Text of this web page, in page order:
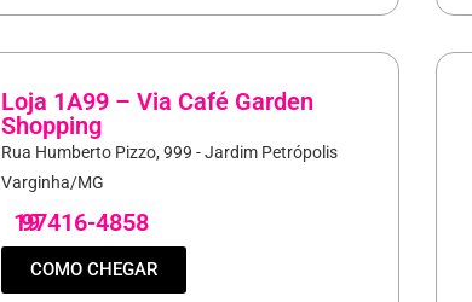
Loja 1A99 – Via Café Garden
Shopping
Rua Humberto Pizzo, 999 - Jardim Petrópolis
Varginha/MG
19
97416-4858
COMO CHEGAR